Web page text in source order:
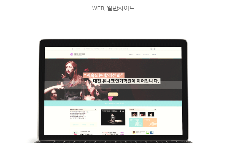
WEB, 일반사이트